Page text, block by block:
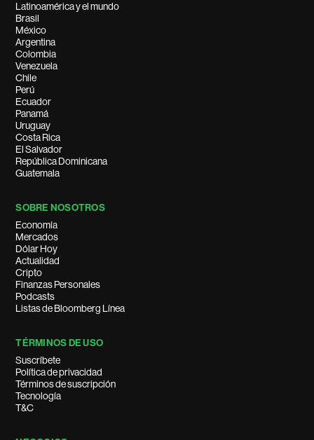
Latinoamérica y el mundo
Brasil
México
Argentina
Colombia
Venezuela
Chile
Perú
Ecuador
Panamá
Uruguay
Costa Rica
El Salvador
República Dominicana
Guatemala
SOBRE NOSOTROS
Economía
Mercados
Dólar Hoy
Actualidad
Cripto
Finanzas Personales
Podcasts
Listas de Bloomberg Línea
TÉRMINOS DE USO
Suscríbete
Política de privacidad
Términos de suscripción
Tecnología
T&C